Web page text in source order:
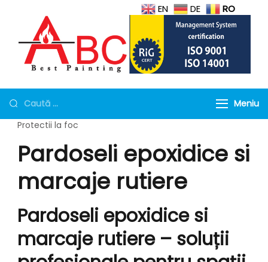
tubulaturi de ventilatie,
Torcret rezistent la foc Meniu
Protectii la foc
Pardoseli epoxidice si
marcaje rutiere
Pardoseli epoxidice si
marcaje rutiere – soluții
EN DE RO